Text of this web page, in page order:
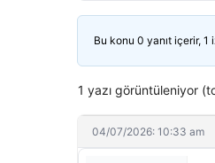
Bu konu 0 yanıt içerir, 1
1 yazı görüntüleniyor
04/07/2026: 10:33 am